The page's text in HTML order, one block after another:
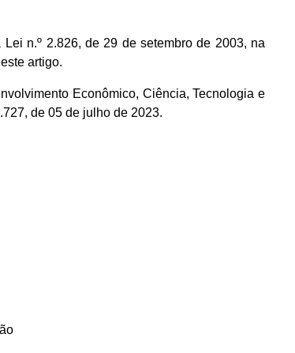
n.º 2.826, de 29 de setembro de 2003, na
artigo.
Econômico, Ciência, Tecnologia e
de 05 de julho de 2023.